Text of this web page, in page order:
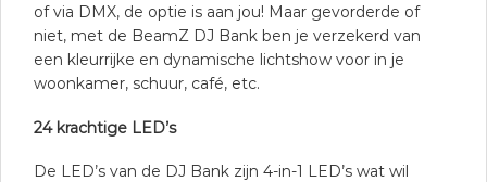
of via DMX, de optie is aan jou! Maar gevorderde of
niet, met de BeamZ DJ Bank ben je verzekerd van
een kleurrijke en dynamische lichtshow voor in je
woonkamer, schuur, café, etc.
24 krachtige LED’s
De LED’s van de DJ Bank zijn 4-in-1 LED’s wat wil